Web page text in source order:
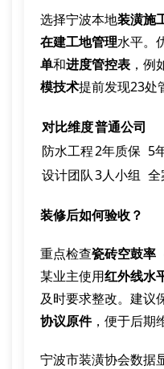
选择宁波本地装潢施
在建工地管理水平。
单和进度管控表 ，例
模技术提前发现23处
对比维度普通公司
防水工程2年质保 5
设计团队3人小组 全
装修后如何验收？
重点检查瓷砖空鼓率
某业主使用红外线水
及时要求整改。建议
协议原件，便于后期
宁波市装潢协会数据